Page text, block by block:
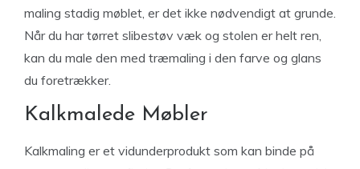
maling stadig møblet, er det ikke nødvendigt at grunde.
Når du har tørret slibestøv væk og stolen er helt ren,
kan du male den med træmaling i den farve og glans
du foretrækker.
Kalkmalede Møbler
Kalkmaling er et vidunderprodukt som kan binde på